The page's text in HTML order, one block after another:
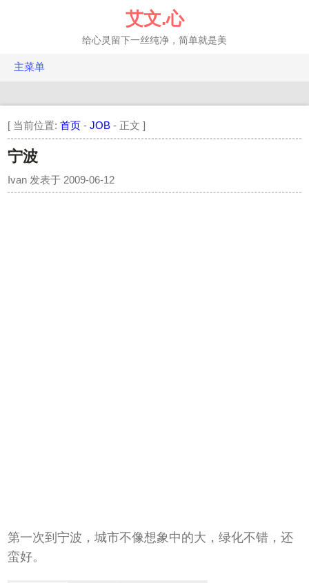
艾文.心
给心灵留下一丝纯净，简单就是美
主菜单
EQ.年轮
IQ.科技
HQ.健康
[ 当前位置:首页 -JOB - 正文 ]
宁波
Ivan 发表于 2009-06-12
第一次到宁波，城市不像想象中的大，绿化不错，还
蛮好。